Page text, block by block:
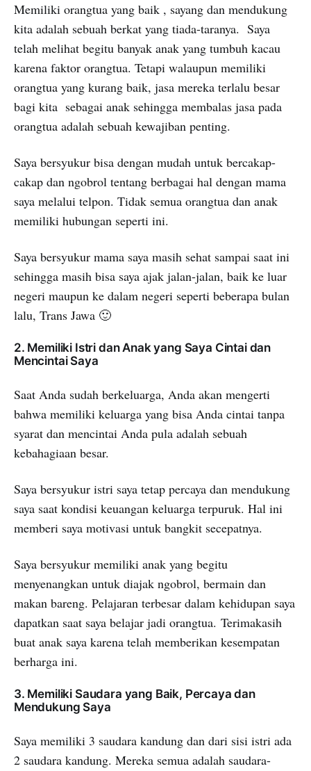
Memiliki orangtua yang baik , sayang dan mendukung
kita adalah sebuah berkat yang tiada-taranya. Saya
telah melihat begitu banyak anak yang tumbuh kacau
karena faktor orangtua. Tetapi walaupun memiliki
orangtua yang kurang baik, jasa mereka terlalu besar
bagi kita sebagai anak sehingga membalas jasa pada
orangtua adalah sebuah kewajiban penting.
Saya bersyukur bisa dengan mudah untuk bercakap-
cakap dan ngobrol tentang berbagai hal dengan mama
saya melalui telpon. Tidak semua orangtua dan anak
memiliki hubungan seperti ini.
Saya bersyukur mama saya masih sehat sampai saat ini
sehingga masih bisa saya ajak jalan-jalan, baik ke luar
negeri maupun ke dalam negeri seperti beberapa bulan
lalu, Trans Jawa 🙂
2. Memiliki Istri dan Anak yang Saya Cintai dan
Mencintai Saya
Saat Anda sudah berkeluarga, Anda akan mengerti
bahwa memiliki keluarga yang bisa Anda cintai tanpa
syarat dan mencintai Anda pula adalah sebuah
kebahagiaan besar.
Saya bersyukur istri saya tetap percaya dan mendukung
saya saat kondisi keuangan keluarga terpuruk. Hal ini
memberi saya motivasi untuk bangkit secepatnya.
Saya bersyukur memiliki anak yang begitu
menyenangkan untuk diajak ngobrol, bermain dan
makan bareng. Pelajaran terbesar dalam kehidupan saya
dapatkan saat saya belajar jadi orangtua. Terimakasih
buat anak saya karena telah memberikan kesempatan
berharga ini.
3. Memiliki Saudara yang Baik, Percaya dan
Mendukung Saya
Saya memiliki 3 saudara kandung dan dari sisi istri ada
2 saudara kandung. Mereka semua adalah saudara-